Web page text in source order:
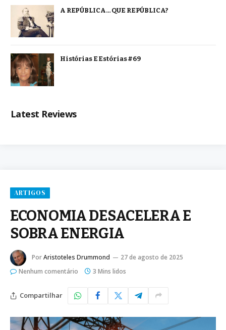
A REPÚBLICA… QUE REPÚBLICA?
Histórias E Estórias #69
Latest Reviews
ARTIGOS
ECONOMIA DESACELERA E
SOBRA ENERGIA
PorAristoteles Drummond
27 de agosto de 2025
Nenhum comentário
3 Mins lidos
Compartilhar